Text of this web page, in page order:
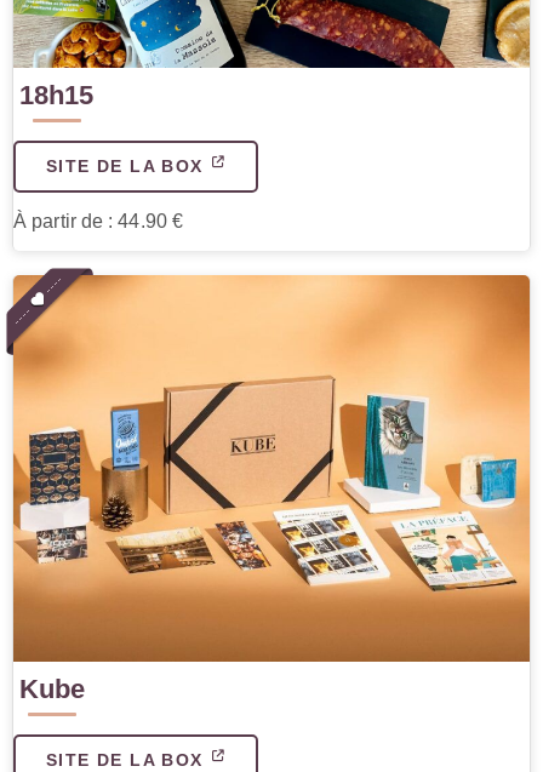
18h15
SITE DE LA BOX
À partir de : 44.90 €
Kube
SITE DE LA BOX